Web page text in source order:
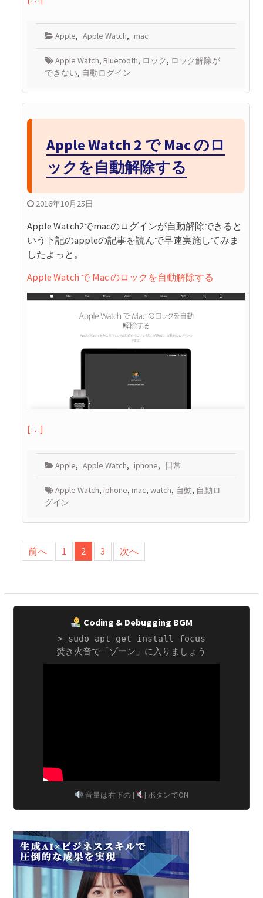
Apple, Apple Watch, mac
Apple Watch, Bluetooth, ロック, ロック解除が
できない, 自動ログイン
Apple Watch 2 で Mac のロ
ックを自動解除する
2016年10月25日
Apple Watch2でmacのログインが自動解除できると
いう下記のappleの記事を読んで早速実施してみま
したよっと。
Apple Watch で Mac のロックを自動解除する
[…]
Apple, Apple Watch, iphone, 日常
Apple Watch, iphone, mac, watch, 自動, 自動ロ
グイン
投
稿
ペ
ー
前へ 1 2 3 次へ
Coding & Debugging BGM
> sudo apt-get install focus
焚き火音で「ゾーン」に入りましょう
音量は右下の [ ] ボタンでON